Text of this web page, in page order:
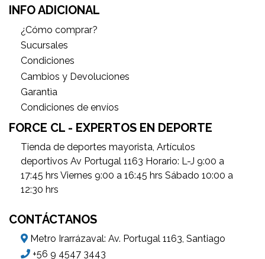
INFO ADICIONAL
¿Cómo comprar?
Sucursales
Condiciones
Cambios y Devoluciones
Garantìa
Condiciones de envíos
FORCE CL - EXPERTOS EN DEPORTE
Tienda de deportes mayorista, Artículos
deportivos Av Portugal 1163 Horario: L-J 9:00 a
17:45 hrs Viernes 9:00 a 16:45 hrs Sábado 10:00 a
12:30 hrs
CONTÁCTANOS
Metro Irarrázaval: Av. Portugal 1163, Santiago
+56 9 4547 3443